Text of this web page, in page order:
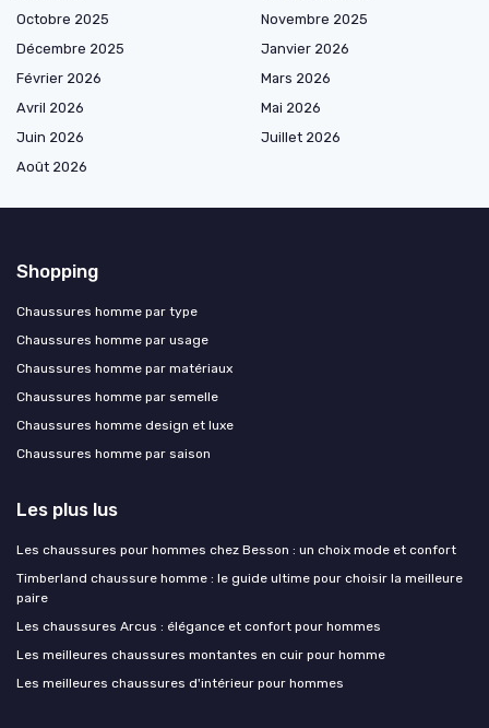
Octobre 2025
Novembre 2025
Décembre 2025
Janvier 2026
Février 2026
Mars 2026
Avril 2026
Mai 2026
Juin 2026
Juillet 2026
Août 2026
Shopping
Chaussures homme par type
Chaussures homme par usage
Chaussures homme par matériaux
Chaussures homme par semelle
Chaussures homme design et luxe
Chaussures homme par saison
Les plus lus
Les chaussures pour hommes chez Besson : un choix mode et confort
Timberland chaussure homme : le guide ultime pour choisir la meilleure
paire
Les chaussures Arcus : élégance et confort pour hommes
Les meilleures chaussures montantes en cuir pour homme
Les meilleures chaussures d'intérieur pour hommes